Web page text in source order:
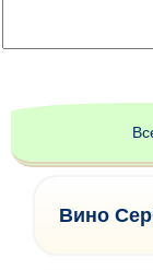
Вино